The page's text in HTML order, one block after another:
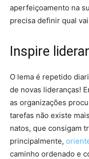
aperfeiçoamento na
precisa definir qual
Inspire
O lema é repetido
de novas lideranças!
as organizações
tarefas não existe
natos, que consigam
principalmente,
caminho ordenado e